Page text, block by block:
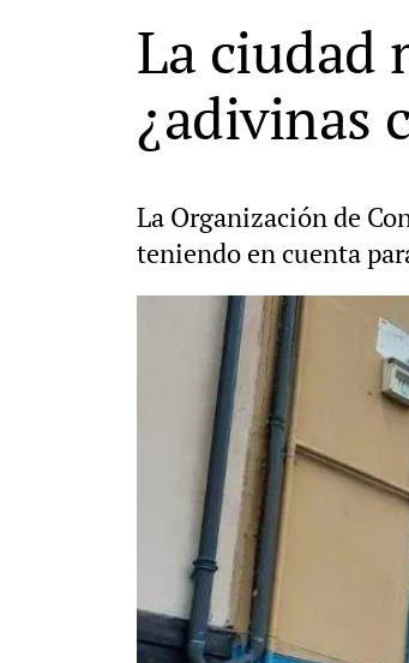
La ciudad
¿adivinas
La Organización de
teniendo en cuenta